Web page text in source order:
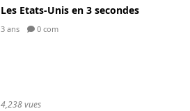
Les Etats-Unis en 3 secondes
3 ans 0 com
4,238 vues